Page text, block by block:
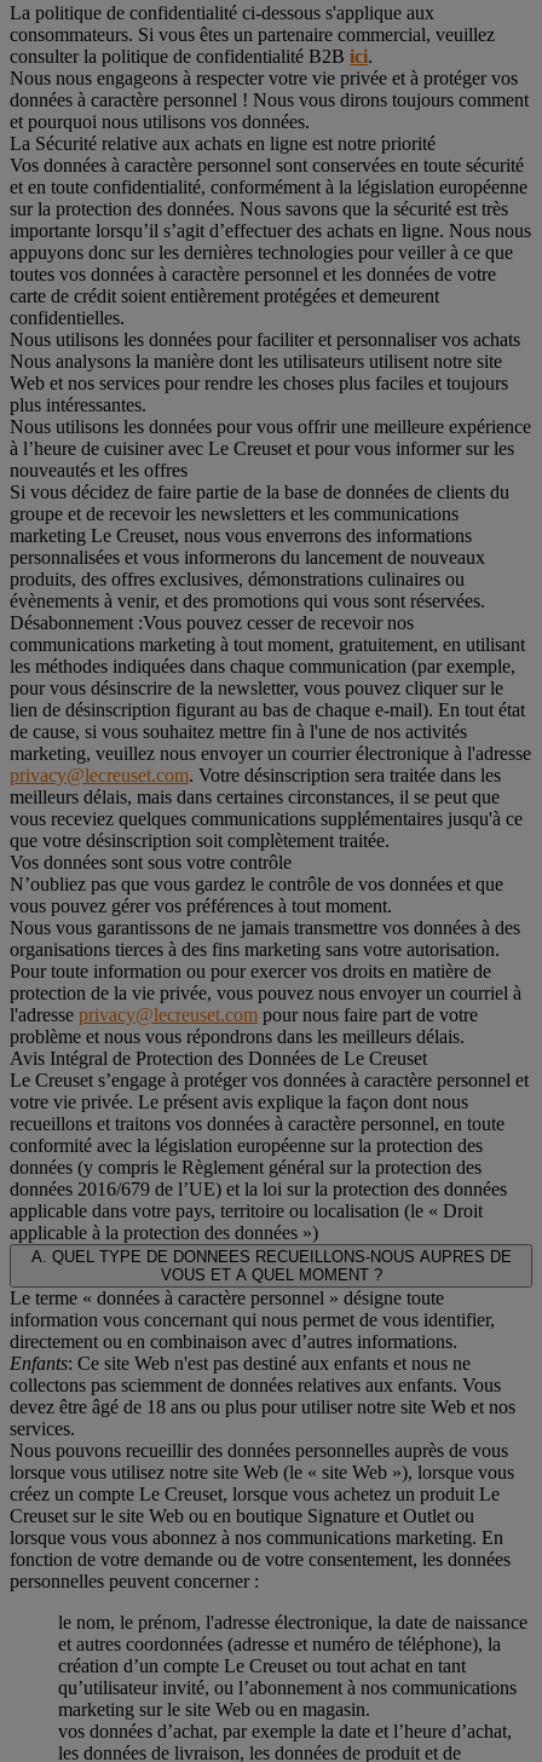
La politique de confidentialité ci-dessous s'applique aux
consommateurs. Si vous êtes un partenaire commercial, veuillez
consulter la politique de confidentialité B2B ici.
Nous nous engageons à respecter votre vie privée et à protéger vos
données à caractère personnel ! Nous vous dirons toujours comment
et pourquoi nous utilisons vos données.
La Sécurité relative aux achats en ligne est notre priorité
Vos données à caractère personnel sont conservées en toute sécurité
et en toute confidentialité, conformément à la législation européenne
sur la protection des données. Nous savons que la sécurité est très
importante lorsqu’il s’agit d’effectuer des achats en ligne. Nous nous
appuyons donc sur les dernières technologies pour veiller à ce que
toutes vos données à caractère personnel et les données de votre
carte de crédit soient entièrement protégées et demeurent
confidentielles.
Nous utilisons les données pour faciliter et personnaliser vos achats
Nous analysons la manière dont les utilisateurs utilisent notre site
Web et nos services pour rendre les choses plus faciles et toujours
plus intéressantes.
Nous utilisons les données pour vous offrir une meilleure expérience
à l’heure de cuisiner avec Le Creuset et pour vous informer sur les
nouveautés et les offres
Si vous décidez de faire partie de la base de données de clients du
groupe et de recevoir les newsletters et les communications
marketing Le Creuset, nous vous enverrons des informations
personnalisées et vous informerons du lancement de nouveaux
produits, des offres exclusives, démonstrations culinaires ou
évènements à venir, et des promotions qui vous sont réservées.
Désabonnement :Vous pouvez cesser de recevoir nos
communications marketing à tout moment, gratuitement, en utilisant
les méthodes indiquées dans chaque communication (par exemple,
pour vous désinscrire de la newsletter, vous pouvez cliquer sur le
lien de désinscription figurant au bas de chaque e-mail). En tout état
de cause, si vous souhaitez mettre fin à l'une de nos activités
marketing, veuillez nous envoyer un courrier électronique à l'adresse
privacy@lecreuset.com. Votre désinscription sera traitée dans les
meilleurs délais, mais dans certaines circonstances, il se peut que
vous receviez quelques communications supplémentaires jusqu'à ce
que votre désinscription soit complètement traitée.
Vos données sont sous votre contrôle
N’oubliez pas que vous gardez le contrôle de vos données et que
vous pouvez gérer vos préférences à tout moment.
Nous vous garantissons de ne jamais transmettre vos données à des
organisations tierces à des fins marketing sans votre autorisation.
Pour toute information ou pour exercer vos droits en matière de
protection de la vie privée, vous pouvez nous envoyer un courriel à
l'adresse privacy@lecreuset.com pour nous faire part de votre
problème et nous vous répondrons dans les meilleurs délais.
Avis Intégral de Protection des Données de Le Creuset
Le Creuset s’engage à protéger vos données à caractère personnel et
votre vie privée. Le présent avis explique la façon dont nous
recueillons et traitons vos données à caractère personnel, en toute
conformité avec la législation européenne sur la protection des
données (y compris le Règlement général sur la protection des
données 2016/679 de l’UE) et la loi sur la protection des données
applicable dans votre pays, territoire ou localisation (le « Droit
applicable à la protection des données »)
A. QUEL TYPE DE DONNEES RECUEILLONS-NOUS AUPRES DE
VOUS ET A QUEL MOMENT ?
Le terme « données à caractère personnel » désigne toute
information vous concernant qui nous permet de vous identifier,
directement ou en combinaison avec d’autres informations.
Enfants: Ce site Web n'est pas destiné aux enfants et nous ne
collectons pas sciemment de données relatives aux enfants. Vous
devez être âgé de 18 ans ou plus pour utiliser notre site Web et nos
services.
Nous pouvons recueillir des données personnelles auprès de vous
lorsque vous utilisez notre site Web (le « site Web »), lorsque vous
créez un compte Le Creuset, lorsque vous achetez un produit Le
Creuset sur le site Web ou en boutique Signature et Outlet ou
lorsque vous vous abonnez à nos communications marketing. En
fonction de votre demande ou de votre consentement, les données
personnelles peuvent concerner :
le nom, le prénom, l'adresse électronique, la date de naissance
et autres coordonnées (adresse et numéro de téléphone), la
création d’un compte Le Creuset ou tout achat en tant
qu’utilisateur invité, ou l’abonnement à nos communications
marketing sur le site Web ou en magasin.
vos données d’achat, par exemple la date et l’heure d’achat,
les données de livraison, les données de produit et de